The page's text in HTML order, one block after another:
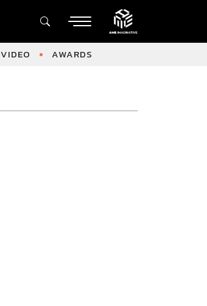
VIDEO AWARDS